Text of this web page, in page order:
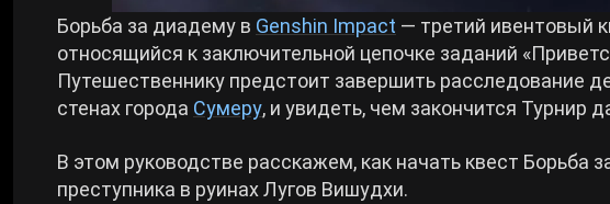
Wuthering Waves
Roblox
Hogwarts Legacy
Борьба за диадему в Genshin Impact — третий ивентовый
относящийся к заключительной цепочке заданий
Путешественнику предстоит завершить расследование
стенах города Сумеру, и увидеть, чем закончится Турнир
В этом руководстве расскажем, как начать квест Борьба
преступника в руинах Лугов Вишудхи.